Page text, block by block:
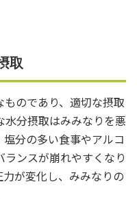
取
のであり、適切な摂取
分摂取はみみなりを悪
分の多い食事やアルコ
ンスが崩れやすくなり
が変化し、みみなりの